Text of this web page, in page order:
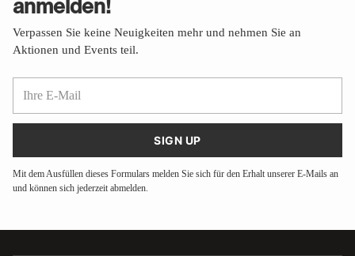
anmelden!
Verpassen Sie keine Neuigkeiten mehr und nehmen Sie an
Aktionen und Events teil.
SIGN UP
Mit dem Ausfüllen dieses Formulars melden Sie sich für den Erhalt unserer E-Mails an
und können sich jederzeit abmelden.